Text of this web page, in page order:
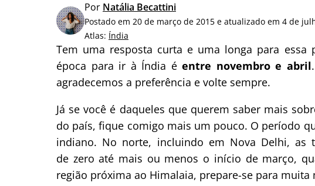
a
r
p
o
r
:
Por Natália Becattini
Postado em 20 de março de 2015 e atualizado em 4 de
Atlas: Índia
Tem uma resposta curta e uma longa para
época para ir à Índia éentre novembro e abril
agradecemos a preferência e volte sempre.
Já se você é daqueles que querem saber mais
do país, fique comigo mais um pouco. O período
indiano. No norte, incluindo em Nova Delhi, as
de zero até mais ou menos o início de março,
região próxima ao Himalaia, prepare-se para muita